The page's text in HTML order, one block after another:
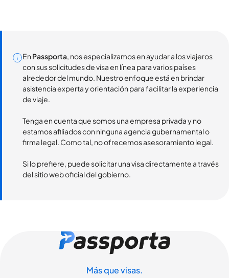
En Passporta, nos especializamos en ayudar a los viajeros
con sus solicitudes de visa en línea para varios países
alrededor del mundo. Nuestro enfoque está en brindar
asistencia experta y orientación para facilitar la experiencia
de viaje.
Tenga en cuenta que somos una empresa privada y no
estamos afiliados con ninguna agencia gubernamental o
firma legal. Como tal, no ofrecemos asesoramiento legal.
Si lo prefiere, puede solicitar una visa directamente a través
del sitio web oficial del gobierno.
Más que visas.